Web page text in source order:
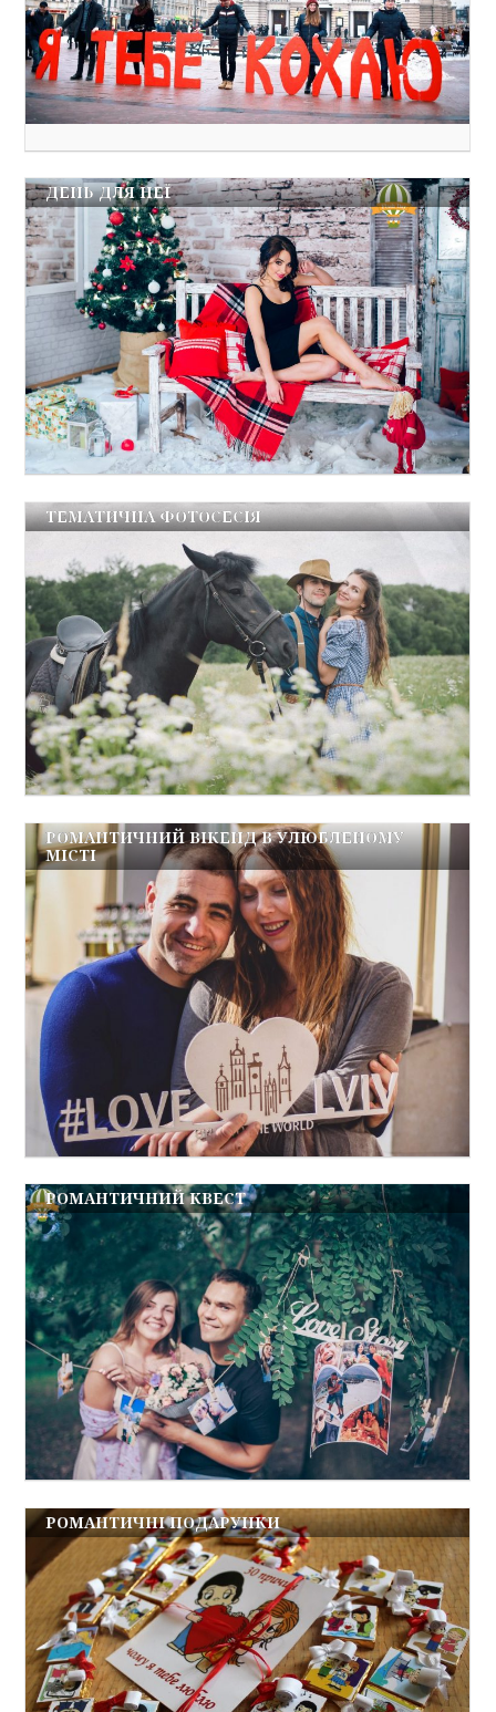
ДЕНЬ ДЛЯ НЕЇ
ТЕМАТИЧНА ФОТОСЕСІЯ
РОМАНТИЧНИЙ ВІКЕНД В УЛЮБЛЕНОМУ
МІСТІ
РОМАНТИЧНИЙ КВЕСТ
РОМАНТИЧНІ ПОДАРУНКИ